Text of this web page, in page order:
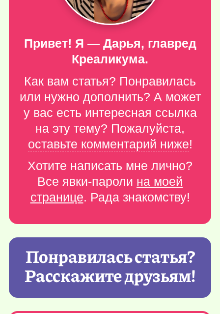
Привет! Я — Дарья, главред
Креаликума.
Как вам статья? Понравилась
или нужно дополнить? А может
у вас есть интересная ссылка
на эту тему? Пожалуйста,
оставьте комментарий ниже!
Хотите написать мне лично?
Все явки-пароли на моей
странице. Рада знакомству!
Понравилась статья?
Расскажите друзьям!